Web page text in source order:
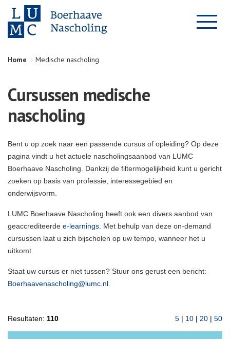
Home Medische nascholing
Cursussen medische
nascholing
Bent u op zoek naar een passende cursus of opleiding? Op deze
pagina vindt u het actuele nascholingsaanbod van LUMC
Boerhaave Nascholing. Dankzij de filtermogelijkheid kunt u gericht
zoeken op basis van professie, interessegebied en
onderwijsvorm.
LUMC Boerhaave Nascholing heeft ook een divers aanbod van
geaccrediteerde e-learnings . Met behulp van deze on-demand
cursussen laat u zich bijscholen op uw tempo, wanneer het u
uitkomt.
Staat uw cursus er niet tussen? Stuur ons gerust een bericht:
Boerhaavenascholing@lumc.nl
Resultaten: 110 5 | 10 | 20 | 50